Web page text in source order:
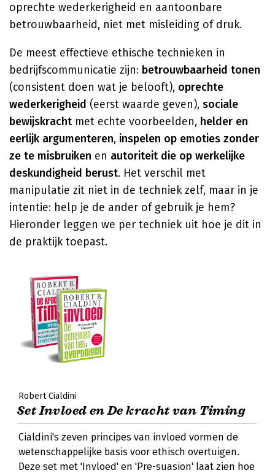
oprechte wederkerigheid en aantoonbare
betrouwbaarheid, niet met misleiding of druk.
De meest effectieve ethische technieken in
bedrijfscommunicatie zijn: betrouwbaarheid tonen
(consistent doen wat je belooft), oprechte
wederkerigheid (eerst waarde geven), sociale
bewijskracht met echte voorbeelden, helder en
eerlijk argumenteren, inspelen op emoties zonder
ze te misbruiken en autoriteit die op werkelijke
deskundigheid berust. Het verschil met
manipulatie zit niet in de techniek zelf, maar in je
intentie: help je de ander of gebruik je hem?
Hieronder leggen we per techniek uit hoe je dit in
de praktijk toepast.
Robert Cialdini
Set Invloed en De kracht van Timing
Cialdini's zeven principes van invloed vormen de
wetenschappelijke basis voor ethisch overtuigen.
Deze set met 'Invloed' en 'Pre-suasion' laat zien hoe